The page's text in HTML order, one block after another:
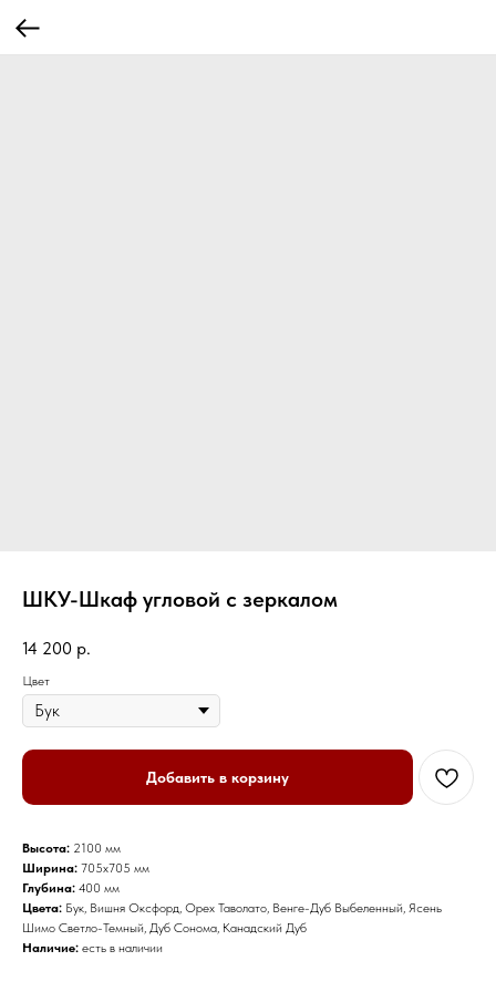
ШКУ-Шкаф угловой с зеркалом
14 200 р.
Цвет
Добавить в корзину
Высота: 2100 мм
Ширина: 705х705 мм
Глубина: 400 мм
Цвета: Бук, Вишня Оксфорд, Орех Таволато, Венге-Дуб Выбеленный, Ясень
Шимо Светло-Темный, Дуб Сонома, Канадский Дуб
Наличие: есть в наличии